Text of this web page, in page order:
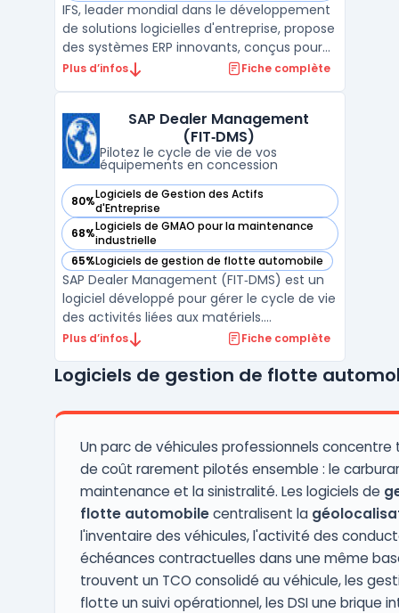
IFS, leader mondial dans le développement
de solutions logicielles d'entreprise, propose
des systèmes ERP innovants, conçus pour
intégrer et automatiser efficacement les
entreprises, se distinguent par leur capacité
à fusion ...
Plus d’infos Fiche complète
SAP Dealer Management
(FIT‑DMS)
Pilotez le cycle de vie de vos
équipements en concession
80%Logiciels de Gestion des Actifs
d'Entreprise
— voir SAP Dealer Management (FIT‑DMS) dans cette
68%Logiciels de GMAO pour la maintenance
industrielle
— voir SAP Dealer Management (FIT‑DMS) dans cette
65%Logiciels de gestion de flotte automobile
— voir SAP Dealer Management (FIT‑DMS) dans cette
SAP Dealer Management (FIT‑DMS) est un
logiciel développé pour gérer le cycle de vie
des activités liées aux matériels.
Directement intégré à SAP S/4HANA, il
d’équipements agricoles, de chantier ou
gestion des ventes, le ...
Plus d’infos Fiche complète
Logiciels de gestion de flotte
Un parc de véhicules professionnels concentre
de coût rarement pilotés ensemble : le
maintenance et la sinistralité. Les logiciels de
flotte automobilecentralisent la
l'inventaire des véhicules, l'activité des
échéances contractuelles dans une même
trouvent un TCO consolidé au véhicule, les
flotte un suivi opérationnel, les DSI une brique